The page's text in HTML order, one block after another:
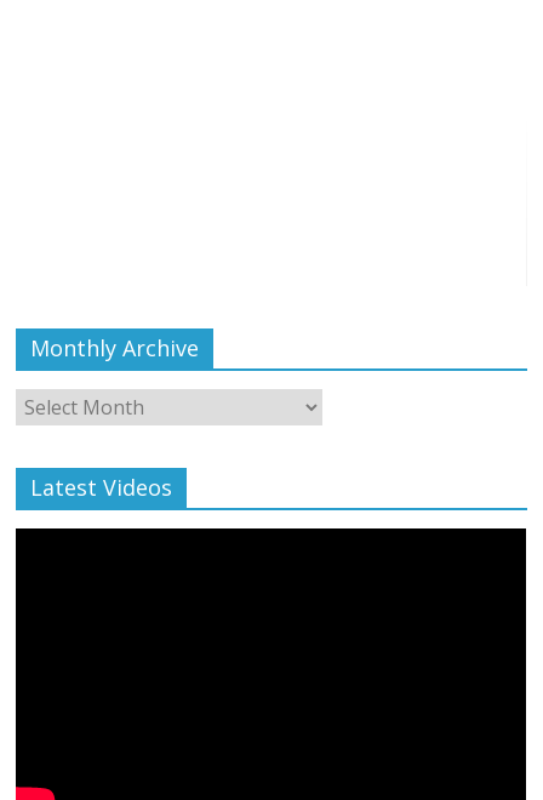
Monthly Archive
Monthly
Archive
Latest Videos